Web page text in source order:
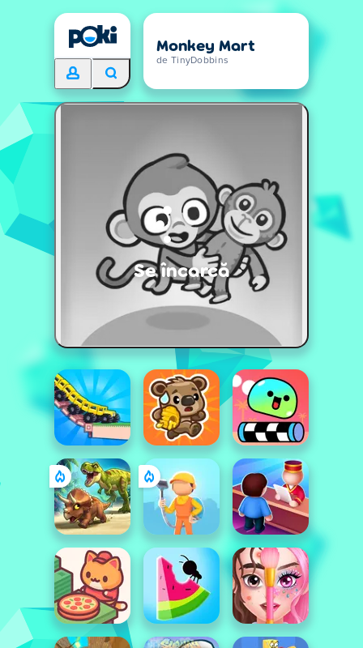
Monkey Mart
de TinyDobbins
Se încarcă